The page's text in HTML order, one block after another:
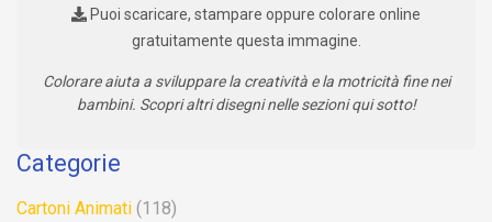
Puoi scaricare, stampare oppure colorare online
gratuitamente questa immagine.
Colorare aiuta a sviluppare la creatività e la motricità fine nei
bambini. Scopri altri disegni nelle sezioni qui sotto!
Categorie
Cartoni Animati (118)